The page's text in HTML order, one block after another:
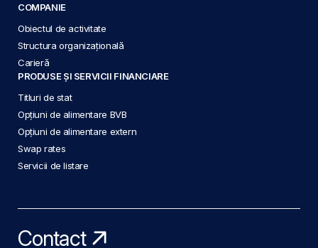
COMPANIE
Obiectul de activitate
Structura organizațională
Carieră
PRODUSE ȘI SERVICII FINANCIARE
Titluri de stat
Opțiuni de alimentare BVB
Opțiuni de alimentare extern
Swap rates
Servicii de listare
Contact